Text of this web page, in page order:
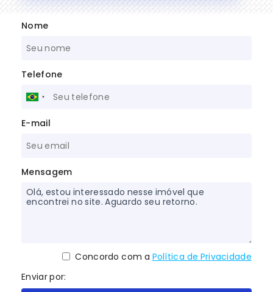
Nome
Telefone
E-mail
Mensagem
Concordo com a Política de Privacidade
Enviar por: